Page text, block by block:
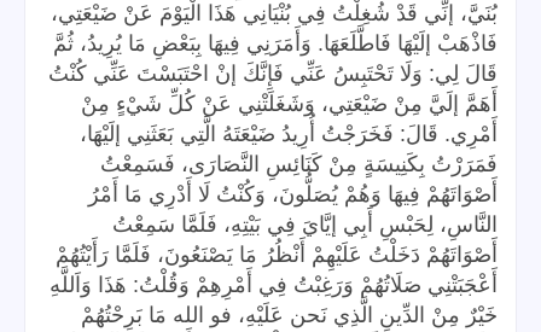
بُنَيَّ، إنِّي قَدْ شُغِلْتُ فِي بُنْيَانِي هَذَا الْيَوْمَ عَنْ ضَيْعَتِي،
فَاذْهَبْ إلَيْهَا فَاطَّلَعَهَا. وَأَمَرَنِي فِيهَا بِبَعْضِ مَا يُرِيدُ، ثُمَّ
قَالَ لِي: وَلَا تَحْتَبِسُ عَنِّي فَإِنَّكَ إنْ احْتَبَسْتَ عَنِّي كُنْتُ
أَهَمَّ إلَيَّ مِنْ ضَيْعَتِي، وَشَغَلَتْنِي عَنْ كُلِّ شَيْءٍ مِنْ
أَمْرِي. قَالَ: فَخَرَجْتُ أُرِيدُ ضَيْعَتَهُ الَّتِي بَعَثَنِي إلَيْهَا،
فَمَرَرْتُ بِكَنِيسَةٍ مِنْ كَنَائِسِ النَّصَارَى، فَسَمِعْتُ
أَصْوَاتَهُمْ فِيهَا وَهُمْ يُصَلُّونَ، وَكُنْتُ لَا أَدْرِي مَا أَمْرُ
النَّاسِ، لِحَبْسِ أَبِي إيَّايَ فِي بَيْتِهِ، فَلَمَّا سَمِعْتُ
أَصْوَاتَهُمْ دَخَلْتُ عَلَيْهِمْ أَنْظُرُ مَا يَصْنَعُونَ، فَلَمَّا رَأَيْتُهُمْ
أَعْجَبَتْنِي صَلَاتُهُمْ وَرَغِبْتُ فِي أَمْرِهِمْ وَقُلْتُ: هَذَا وَاَللَّهِ
خَيْرٌ مِنْ الدِّينِ الَّذِي نَحن عَلَيْهِ، فو الله مَا بَرِحْتُهُمْ